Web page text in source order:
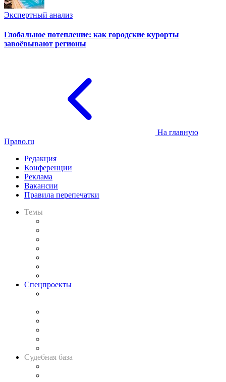
Экспертный анализ
Глобальное потепление: как городские курорты
завоёвывают регионы
На главную
Право.ru
Редакция
Конференции
Реклама
Вакансии
Правила перепечатки
Темы
Спецпроекты
Судебная база